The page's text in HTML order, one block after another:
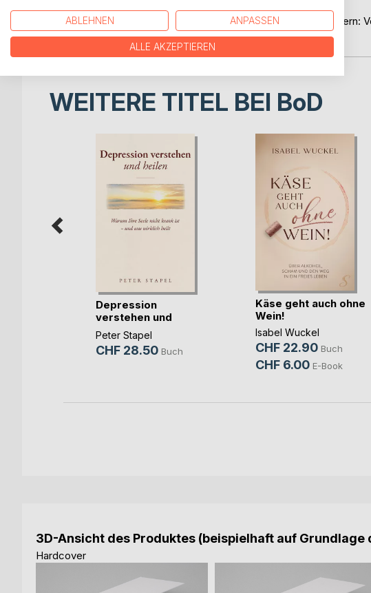
Kein positives Denken. Kein Sich-Zusammenreißen. Sondern:
sie braucht.
WEITERE TITEL BEI BoD
Depression
verstehen und
heilen
Peter Stapel
CHF 28.50 Buch
Käse geht auch ohne
Wein!
Isabel Wuckel
CHF 22.90 Buch
CHF 6.00 E-Book
3D-Ansicht des Produktes (beispielhaft auf
Hardcover
ABLEHNEN ANPASSEN
ALLE AKZEPTIEREN